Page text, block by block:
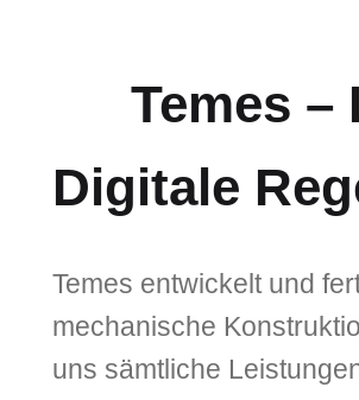
Temes
Digitale
Temes entwickelt und
mechanische
uns sämtliche